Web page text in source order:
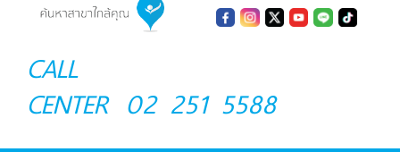
CALL
CENTER 02 251 5588